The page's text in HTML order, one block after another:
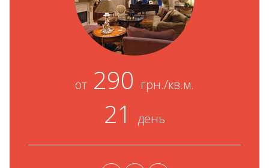
от 290 грн./кв.м.
21 день